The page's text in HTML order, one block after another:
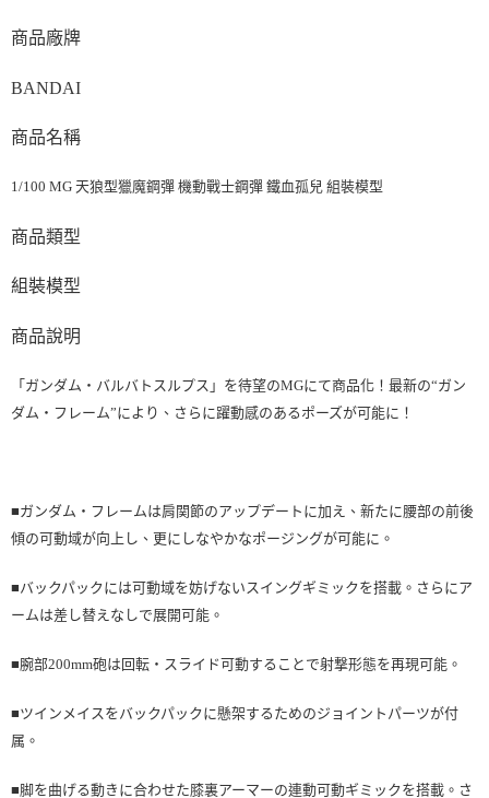
商品廠牌
BANDAI
商品名稱
1/100 MG 天狼型獵魔鋼彈 機動戰士鋼彈 鐵血孤兒 組裝模型
商品類型
組裝模型
商品說明
「ガンダム・バルバトスルプス」を待望のMGにて商品化！最新の“ガン
ダム・フレーム”により、さらに躍動感のあるポーズが可能に！
■ガンダム・フレームは肩関節のアップデートに加え、新たに腰部の前後
傾の可動域が向上し、更にしなやかなポージングが可能に。
■バックパックには可動域を妨げないスイングギミックを搭載。さらにア
ームは差し替えなしで展開可能。
■腕部200mm砲は回転・スライド可動することで射撃形態を再現可能。
■ツインメイスをバックパックに懸架するためのジョイントパーツが付
属。
■脚を曲げる動きに合わせた膝裏アーマーの連動可動ギミックを搭載。さ